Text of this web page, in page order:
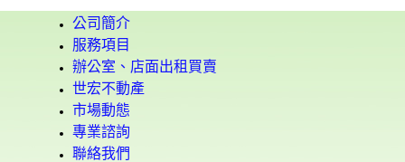
公司簡介
服務項目
辦公室、店面出租買賣
世宏不動產
市場動態
專業諮詢
聯絡我們